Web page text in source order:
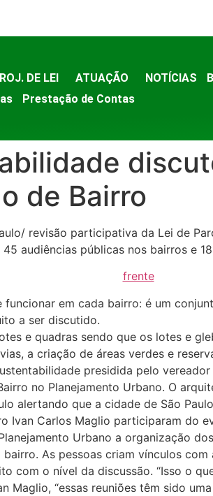
DE LEI ATUAÇÃO NOTÍCIAS
Prestação de Contas
de Bairro
revisão participativa da Lei de
audiências públicas nos bairros e
em cada bairro: é um
a ser discutido.
e quadras sendo que os lotes e
a criação de áreas verdes e
presidida pelo
no Planejamento Urbano. O
alertando que a cidade de São
Ivan Carlos Maglio participaram do
Urbano a organização
As pessoas criam vínculos com
com o nível da discussão. “Isso o
Maglio, “essas reuniões têm sido